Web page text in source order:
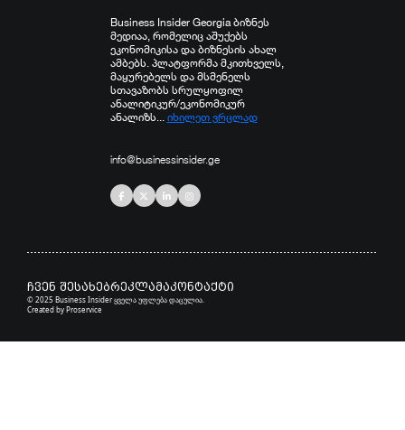
Business Insider Georgia ბიზნეს
მედიაა, რომელიც აშუქებს
ეკონომიკისა და ბიზნესის ახალ
ამბებს. პლატფორმა მკითხველს,
მაყურებელს და მსმენელს
სთავაზობს სრულყოფილ
ანალიტიკურ/ეკონომიკურ
ანალიზს... იხილეთ ვრცლად
info@businessinsider.ge
ჩვენ შესახებრეკლამაკონტაქტი
© 2025 Business Insider ყველა უფლება დაცულია.
Created byProservice